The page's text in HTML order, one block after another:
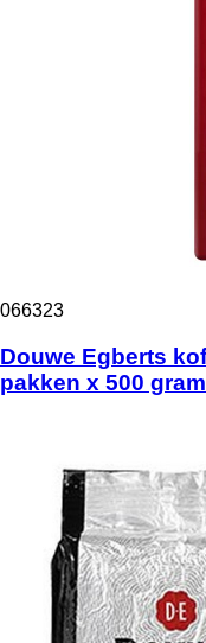
066323
Douwe Egberts
pakken x 500 gram